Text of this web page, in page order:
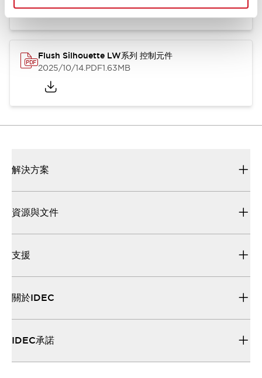
Flush Silhouette LW系列 控制元件
2025/10/14.PDF1.63MB
解決方案
資源與文件
支援
關於IDEC
IDEC承諾